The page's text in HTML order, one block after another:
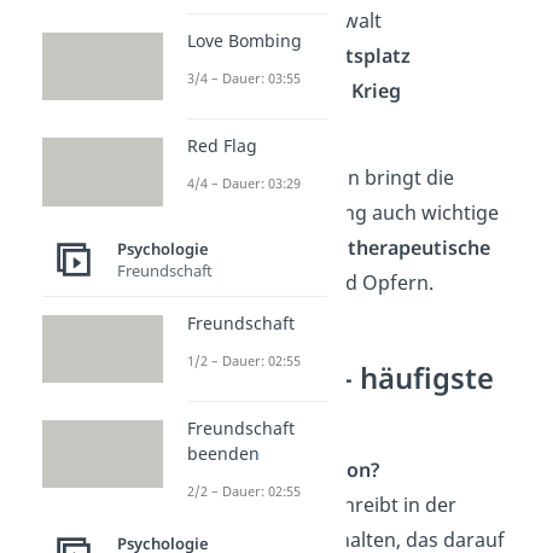
Gewalt
Gewalt amArbeitsplatz
Terrorismus
Krieg
Neben der Prävention bringt die
Aggressionsforschung auch wichtige
Erkenntnisse für die therapeutische
Arbeit
mit Tätern und Opfern.
Aggression — häufigste
Fragen
Was ist Aggression?
Aggression beschreibt in der
Psychologie Verhalten, das darauf
Love Bombing
3/4 – Dauer: 03:55
Red Flag
4/4 – Dauer: 03:29
Psychologie
Freundschaft
Freundschaft
1/2 – Dauer: 02:55
Freundschaft
beenden
2/2 – Dauer: 02:55
Psychologie